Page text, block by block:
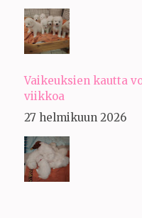
Vaikeuksien kautta
viikkoa
27 helmikuun 2026